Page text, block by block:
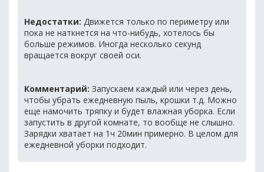
Недостатки: Движется только по периметру или
пока не наткнется на что-нибудь, хотелось бы
больше режимов. Иногда несколько секунд
вращается вокруг своей оси.
Комментарий: Запускаем каждый или через день,
чтобы убрать ежедневную пыль, крошки т.д. Можно
еще намочить тряпку и будет влажная уборка. Если
запустить в другой комнате, то вообще не слышно.
Зарядки хватает на 1ч 20мин примерно. В целом для
ежедневной уборки подходит.